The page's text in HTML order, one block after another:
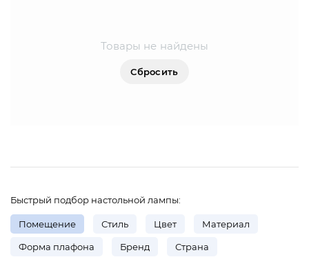
Товары не найдены
Сбросить
Быстрый подбор настольной лампы:
Помещение Стиль Цвет Материал
Форма плафона Бренд Страна
ЭЛЕКТРОТОВАРЫ